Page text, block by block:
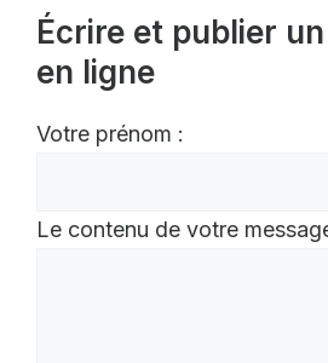
Écrire et publier
en ligne
Votre prénom :
Le contenu de votre